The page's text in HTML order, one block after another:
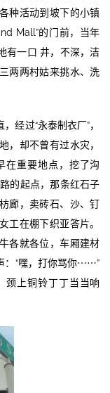
种活动到坡下的小镇
Mall”的门前，当年
有一口 井，不深，洁
两两村姑来挑水、洗
经过“永泰制衣厂”，
，却不曾有过水灾，
在重要地点，挖了沟
的起点，那条红石子
廊，卖砖石、沙、钉
工在棚下织亚答片。
各就各位，车厢建材
：“嘿，打你骂你⋯⋯”
颈上铜铃丁丁当当响